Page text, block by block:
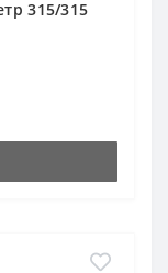
315/315